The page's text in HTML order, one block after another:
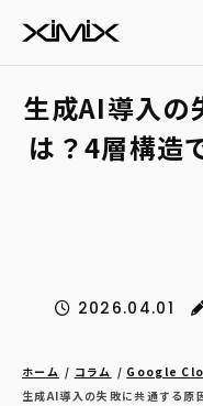
生成AI導入の
は？4層構造
2026.04.01
ホーム コラム
Google
生成AI導入の失敗に共通する原